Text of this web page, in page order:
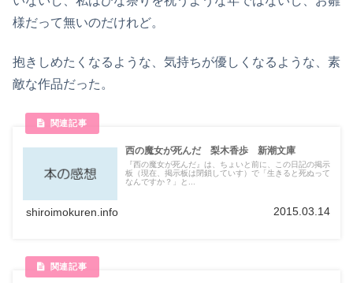
様だって無いのだけれど。
抱きしめたくなるような、気持ちが優しくなるような、素
敵な作品だった。
西の魔女が死んだ 梨木香歩 新潮文庫
『西の魔女が死んだ』は、ちょいと前に、この日記の掲示
板（現在、掲示板は閉鎖していす）で「生きると死ぬって
なんですか？」と...
shiroimokuren.info 2015.03.14